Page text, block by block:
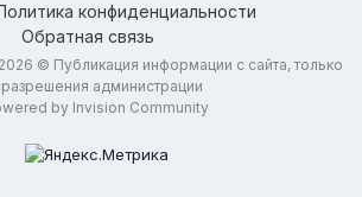
конфиденциальности
Обратная связь
© Публикация информации с сайта, только
разрешения администрации
by Invision Community